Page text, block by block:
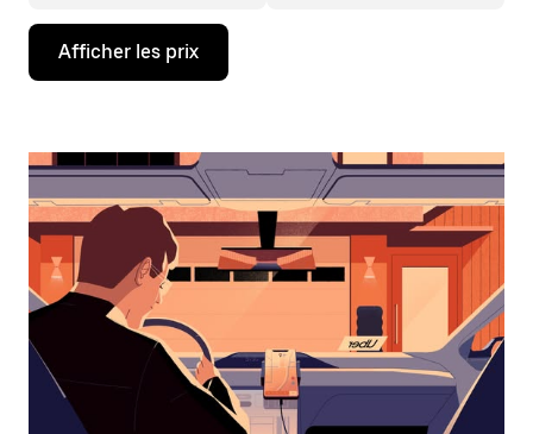
Appuyez
la
bas
interagir
avec
calendrier
et
sélectionner
une
date.
Appuyez
Afficher les prix